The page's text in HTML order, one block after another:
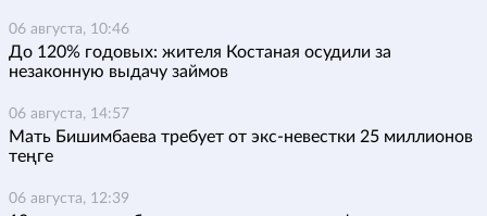
06 августа, 10:46
До 120% годовых: жителя Костаная осудили за
незаконную выдачу займов
06 августа, 14:57
Мать Бишимбаева требует от экс-невестки 25 миллионов
теңге
06 августа, 12:39